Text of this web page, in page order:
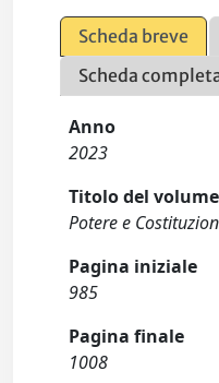
Scheda breve
Scheda
Anno
2023
Titolo del volume
Potere e
Pagina iniziale
985
Pagina finale
1008